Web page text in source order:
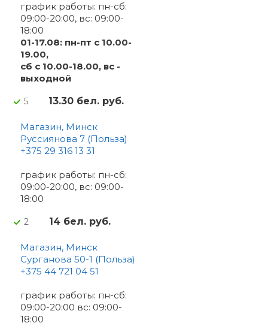
график работы: пн-сб:
09:00-20:00, вс: 09:00-
18:00
01-17.08: пн-пт с 10.00-
19.00,
сб с 10.00-18.00, вс -
выходной
5 13.30 бел. руб.
Магазин, Минск
Руссиянова 7 (Польза)
+375 29 316 13 31
график работы: пн-сб:
09:00-20:00, вс: 09:00-
18:00
2 14 бел. руб.
Магазин, Минск
Сурганова 50-1 (Польза)
+375 44 721 04 51
график работы: пн-сб:
09:00-20:00 вс: 09:00-
18:00